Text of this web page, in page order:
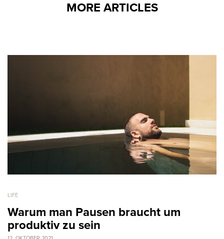
MORE ARTICLES
LIFE
Warum man Pausen braucht um
produktiv zu sein